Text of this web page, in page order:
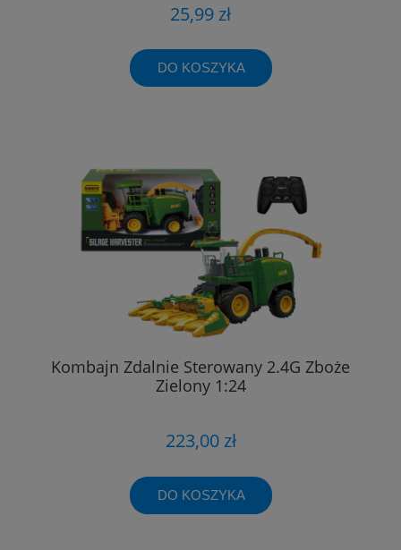
25,99 zł
DO KOSZYKA
Kombajn Zdalnie Sterowany 2.4G Zboże
Zielony 1:24
223,00 zł
DO KOSZYKA